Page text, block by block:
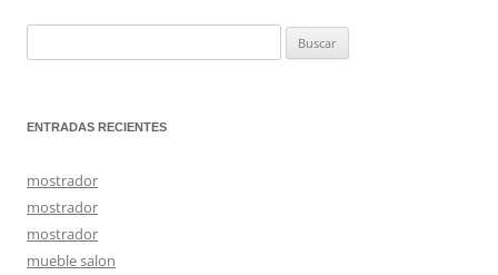
ENTRADAS RECIENTES
mostrador
mostrador
mostrador
mueble salon